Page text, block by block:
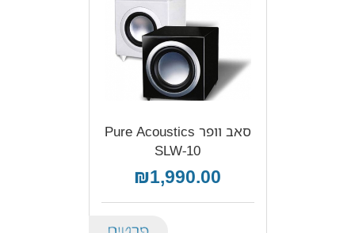
סאב וופר Pure Acoustics
SLW-10
₪1,990.00